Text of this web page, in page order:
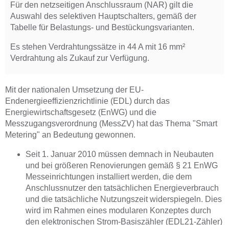
Für den netzseitigen Anschlussraum (NAR) gilt die
Auswahl des selektiven Hauptschalters, gemäß der
Tabelle für Belastungs- und Bestückungsvarianten.
Es stehen Verdrahtungssätze in 44 A mit 16 mm²
Verdrahtung als Zukauf zur Verfügung.
Mit der nationalen Umsetzung der EU-
Endenergieeffizienzrichtlinie (EDL) durch das
Energiewirtschaftsgesetz (EnWG) und die
Messzugangsverordnung (MessZV) hat das Thema "Smart
Metering" an Bedeutung gewonnen.
Seit 1. Januar 2010 müssen demnach in Neubauten
und bei größeren Renovierungen gemäß § 21 EnWG
Messeinrichtungen installiert werden, die dem
Anschlussnutzer den tatsächlichen Energieverbrauch
und die tatsächliche Nutzungszeit widerspiegeln. Dies
wird im Rahmen eines modularen Konzeptes durch
den elektronischen Strom-Basiszähler (EDL21-Zähler)